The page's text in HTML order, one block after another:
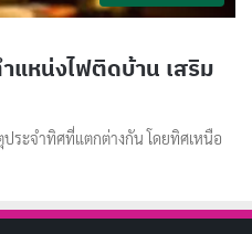
แหน่งไฟติดบ้าน เสริม
ระจำทิศที่แตกต่างกัน โดยทิศเหนือ